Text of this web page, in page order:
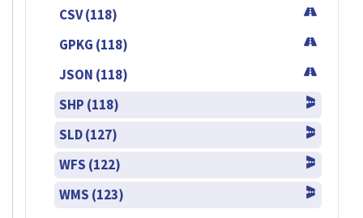
CSV (118)
GPKG (118)
JSON (118)
SHP (118)
SLD (127)
WFS (122)
WMS (123)